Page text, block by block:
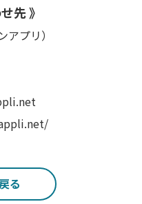
先 》
プリ）
る